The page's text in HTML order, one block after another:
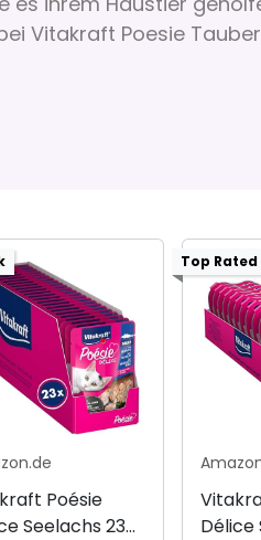
Vitakraft Poesie
Poésie
Seelachs 23er
Top Rated
Délice